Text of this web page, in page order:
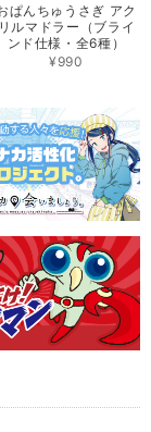
ぱんちゅうさぎ アク
リルマドラー（ブライ
ンド仕様・全6種）
¥990